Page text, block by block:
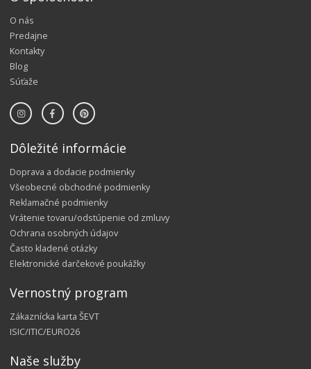
O nás
Predajne
Kontakty
Blog
Súťaže
Dôležité informácie
Doprava a dodacie podmienky
Všeobecné obchodné podmienky
Reklamačné podmienky
Vrátenie tovaru/odstúpenie od zmluvy
Ochrana osobných údajov
Často kladené otázky
Elektronické darčekové poukážky
Vernostný program
Zákaznícka karta ŠEVT
ISIC/ITIC/EURO26
Naše služby